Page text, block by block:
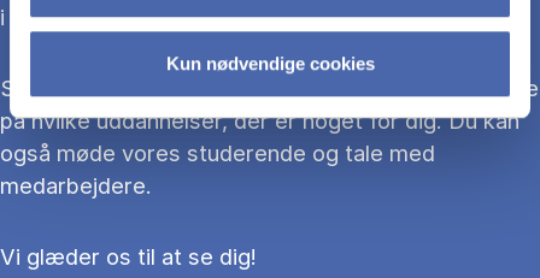
Kun nødvendige cookies
i 2027?
Så kom med til Åbent Hus, hvor du kan blive klogere
på hvilke uddannelser, der er noget for dig. Du kan
også møde vores studerende og tale med
medarbejdere.
Vi glæder os til at se dig!